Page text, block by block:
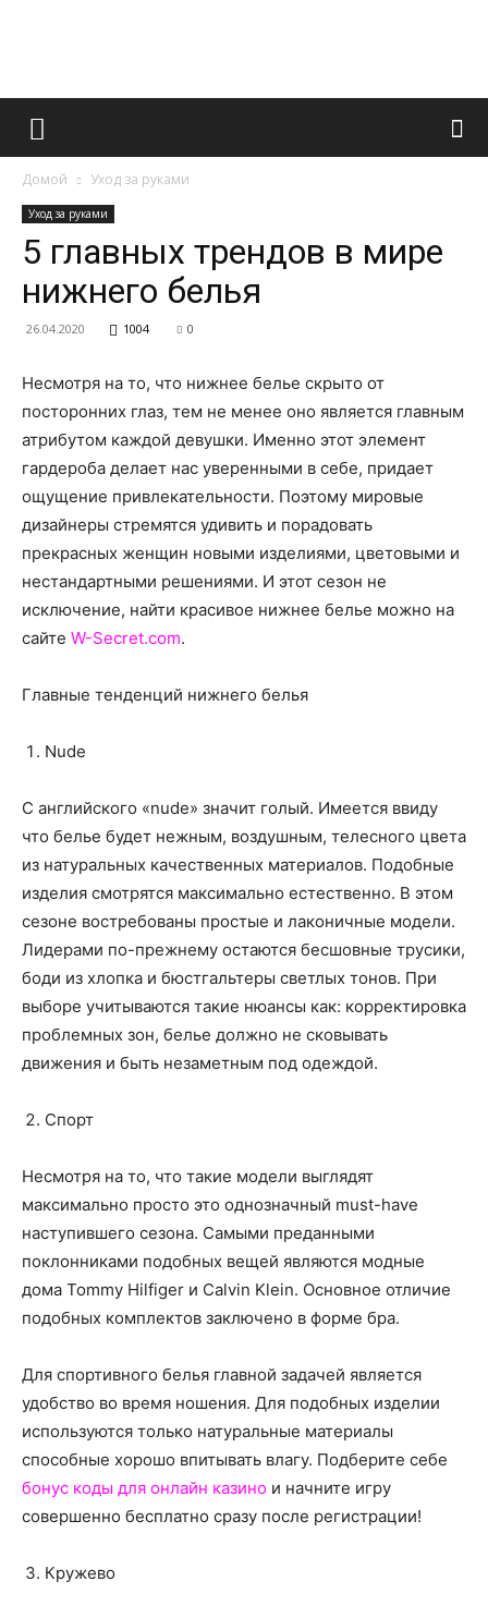
Французский
и
все
о
нем
Домой Уход за руками
Уход за руками
5 главных трендов в мире
нижнего белья
26.04.2020 1004 0
Несмотря на то, что нижнее белье скрыто от
посторонних глаз, тем не менее оно является главным
атрибутом каждой девушки. Именно этот элемент
гардероба делает нас уверенными в себе, придает
ощущение привлекательности. Поэтому мировые
дизайнеры стремятся удивить и порадовать
прекрасных женщин новыми изделиями, цветовыми и
нестандартными решениями. И этот сезон не
исключение, найти красивое нижнее белье можно на
сайте W-Secret.com.
Главные тенденций нижнего белья
Nude
С английского «nude» значит голый. Имеется ввиду
что белье будет нежным, воздушным, телесного цвета
из натуральных качественных материалов. Подобные
изделия смотрятся максимально естественно. В этом
сезоне востребованы простые и лаконичные модели.
Лидерами по-прежнему остаются бесшовные трусики,
боди из хлопка и бюстгальтеры светлых тонов. При
выборе учитываются такие нюансы как: корректировка
проблемных зон, белье должно не сковывать
движения и быть незаметным под одеждой.
Спорт
Несмотря на то, что такие модели выглядят
максимально просто это однозначный must-have
наступившего сезона. Самыми преданными
поклонниками подобных вещей являются модные
дома Tommy Hilfiger и Calvin Klein. Основное отличие
подобных комплектов заключено в форме бра.
Для спортивного белья главной задачей является
удобство во время ношения. Для подобных изделии
используются только натуральные материалы
способные хорошо впитывать влагу. Подберите себе
бонус коды для онлайн казино и начните игру
совершенно бесплатно сразу после регистрации!
Кружево